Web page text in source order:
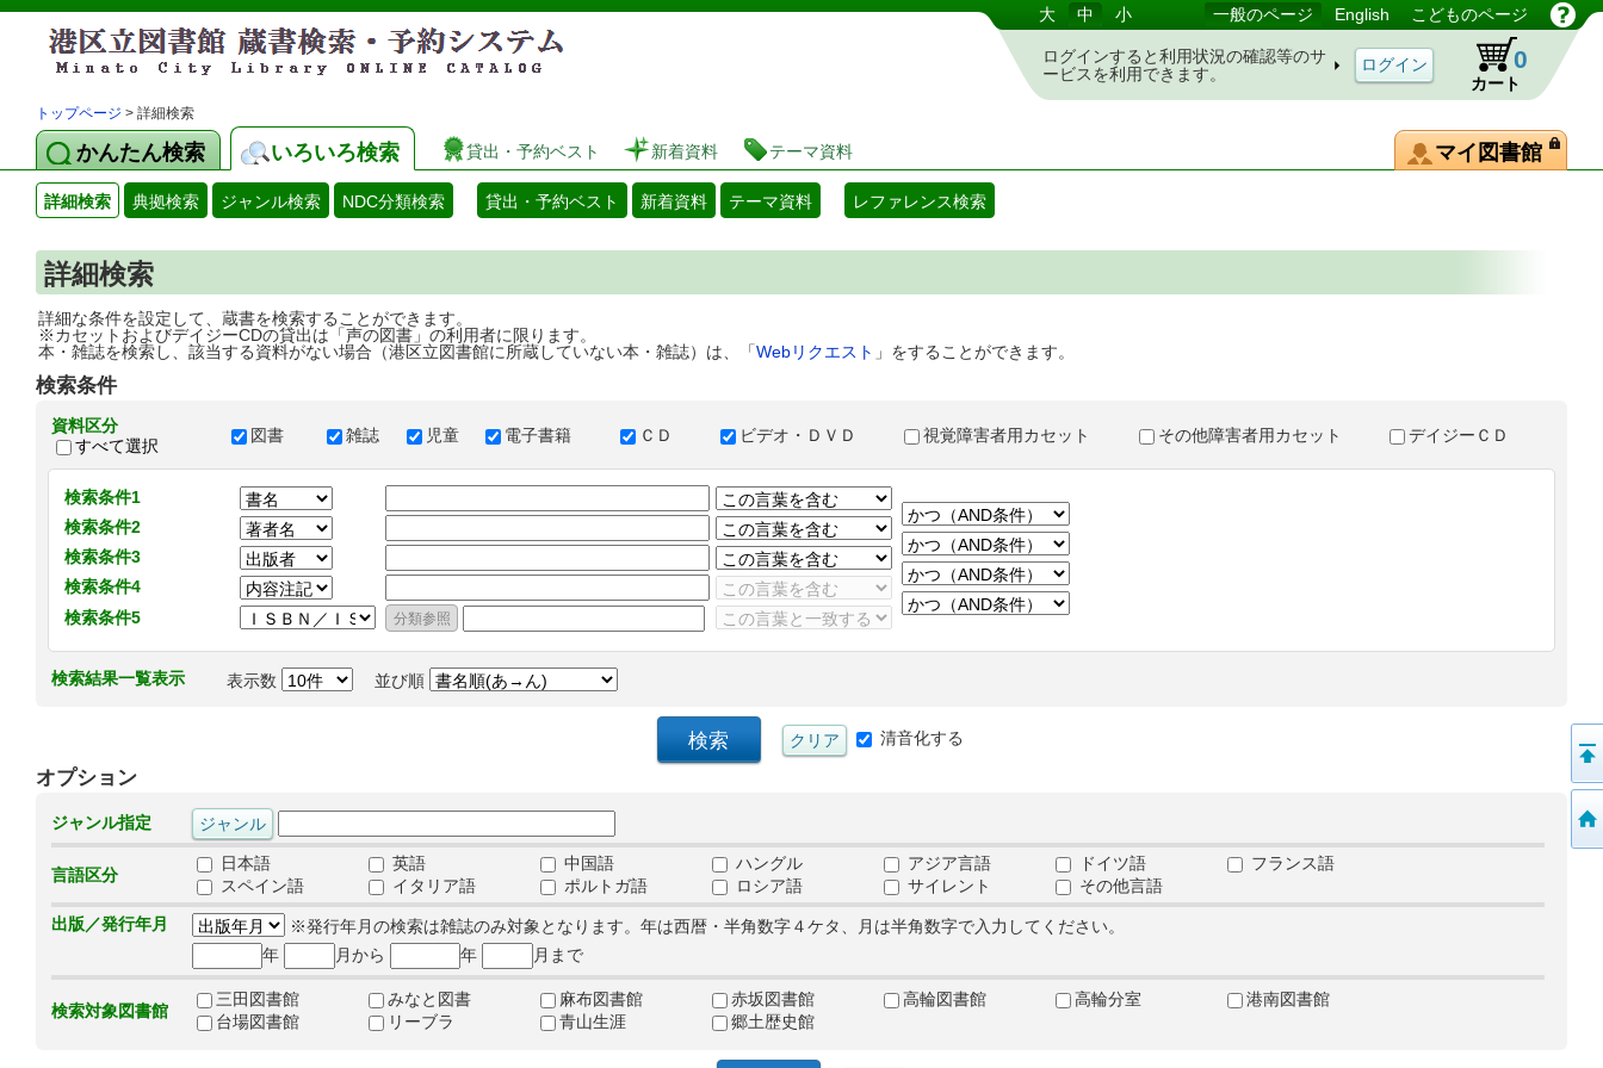
港区立図書館 蔵書検索・予約システム 大 中 小 一般のページ English こどものページ
ログインすると利用状況の確認等のサ
ービスを利用できます。
カート
0
トップページ > 詳細検索
かんたん検索 いろいろ検索 貸出・予約ベスト 新着資料 テーマ資料 マイ図書館
詳細検索 典拠検索 ジャンル検索 NDC分類検索 貸出・予約ベスト 新着資料 テーマ資料 レファレンス検索
詳細検索
詳細な条件を設定して、蔵書を検索することができます。
※カセットおよびデイジーCDの貸出は「声の図書」の利用者に限ります。
本・雑誌を検索し、該当する資料がない場合（港区立図書館に所蔵していない本・雑誌）は、「Webリクエスト 」をすることができます。
検索条件
資料区分
すべて選択
図書 雑誌 児童 電子書籍 ＣＤ ビデオ・ＤＶＤ 視覚障害者用カセット その他障害者用カセット デイジーＣＤ
検索条件1
検索条件2
検索条件3
検索条件4
検索条件5
検索結果一覧表示 表示数 並び順
清音化する
オプション
ジャンル指定
言語区分
日本語 英語 中国語 ハングル アジア言語 ドイツ語
フランス語
スペイン語
イタリア語 ポルトガ語 ロシア語 サイレント
その他言語
出版／発行年月
※発行年月の検索は雑誌のみ対象となります。年は西暦・半角数字４ケタ、月は半角数字で入力してください。
年
月から 年 月まで
検索対象図書館
三田図書館 みなと図書 麻布図書館 赤坂図書館 高輪図書館 高輪分室
港南図書館
台場図書館
リーブラ 青山生涯 郷土歴史館